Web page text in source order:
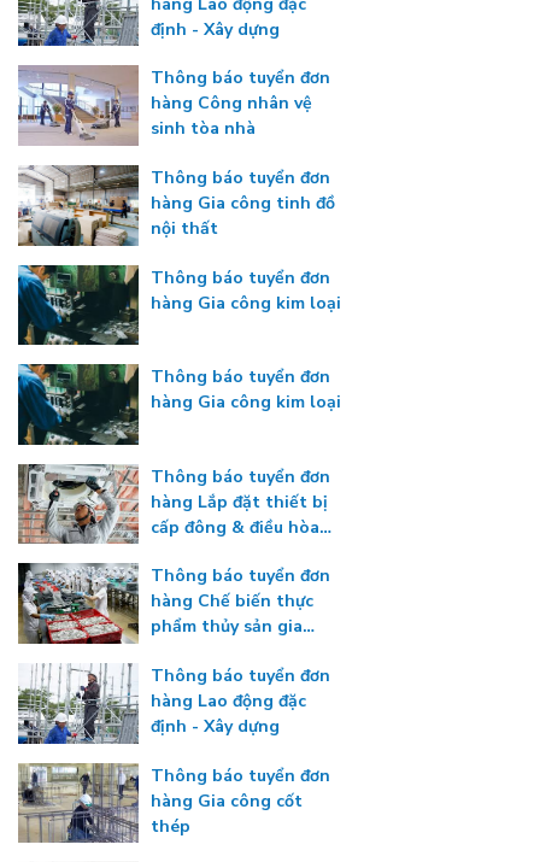
định - Xây dựng
Thông báo tuyển đơn
hàng Công nhân vệ
sinh tòa nhà
Thông báo tuyển đơn
hàng Gia công tinh đồ
nội thất
Thông báo tuyển đơn
hàng Gia công kim loại
Thông báo tuyển đơn
hàng Gia công kim loại
Thông báo tuyển đơn
hàng Lắp đặt thiết bị
cấp đông & điều hòa
Thông báo tuyển đơn
hàng Chế biến thực
phẩm thủy sản gia
Thông báo tuyển đơn
hàng Lao động đặc
định - Xây dựng
Thông báo tuyển đơn
hàng Gia công cốt
thép